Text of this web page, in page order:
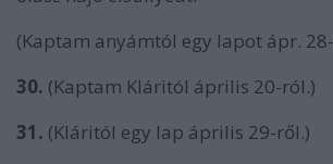
(Kaptam anyámtól egy lapot ápr.
30. (Kaptam Kláritól április 20-ról.)
31. (Kláritól egy lap április 29-ről.)